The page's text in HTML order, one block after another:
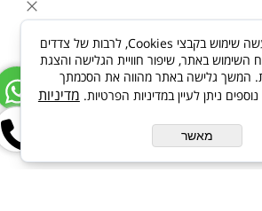
לידיעתך, באתרנו נעשה שימוש בקבצי Cookies, לרבות של צדדים
השימוש באתר, שיפור חוויית הגלישה והצגת
המשך גלישה באתר מהווה את הסכמתך
ניתן לעיין במדיניות הפרטיות. מדיניות
מאשר